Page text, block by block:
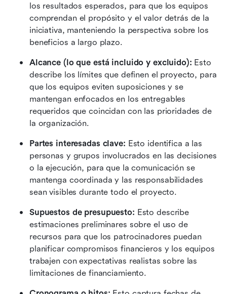
los resultados esperados, para que los equipos
comprendan el propósito y el valor detrás de la
iniciativa, manteniendo la perspectiva sobre los
beneficios a largo plazo.
Alcance (lo que está incluido y excluido): Esto
describe los límites que definen el proyecto, para
que los equipos eviten suposiciones y se
mantengan enfocados en los entregables
requeridos que coincidan con las prioridades de
la organización.
Partes interesadas clave: Esto identifica a las
personas y grupos involucrados en las decisiones
o la ejecución, para que la comunicación se
mantenga coordinada y las responsabilidades
sean visibles durante todo el proyecto.
Supuestos de presupuesto: Esto describe
estimaciones preliminares sobre el uso de
recursos para que los patrocinadores puedan
planificar compromisos financieros y los equipos
trabajen con expectativas realistas sobre las
limitaciones de financiamiento.